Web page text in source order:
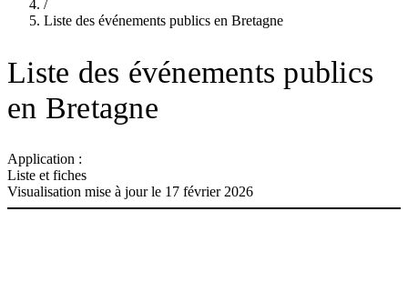
/
Liste des événements publics en Bretagne
Liste des événements publics
en Bretagne
Application :
Liste et fiches
Visualisation mise à jour le 17 février 2026